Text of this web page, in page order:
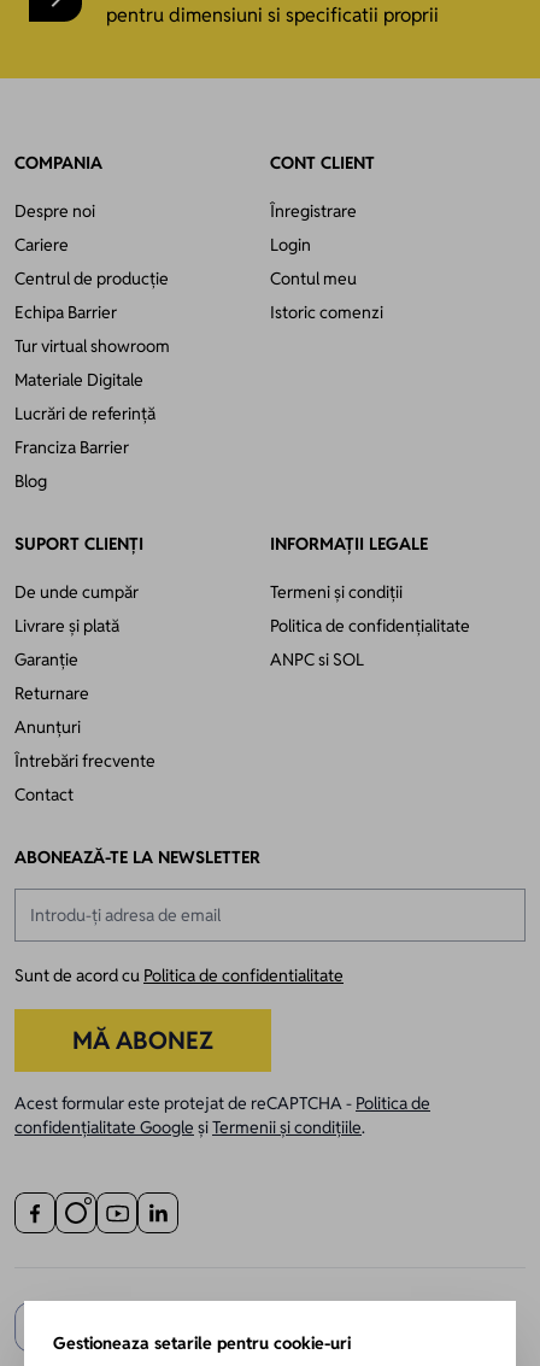
pentru dimensiuni si specificatii proprii
COMPANIA
Despre noi
Cariere
Centrul de producție
Echipa Barrier
Tur virtual showroom
Materiale Digitale
Lucrări de referință
Franciza Barrier
Blog
CONT CLIENT
Înregistrare
Login
Contul meu
Istoric comenzi
SUPORT CLIENȚI
De unde cumpăr
Livrare și plată
Garanție
Returnare
Anunțuri
Întrebări frecvente
Contact
INFORMAȚII LEGALE
Termeni și condiții
Politica de confidențialitate
ANPCsi SOL
ABONEAZĂ-TE LA NEWSLETTER
Sunt de acord cu Politica de confidentialitate
MĂ ABONEZ
Acest formular este protejat de reCAPTCHA - Politica de
confidențialitate Google șiTermenii și condițiile.
Gestioneaza setarile pentru cookie-uri